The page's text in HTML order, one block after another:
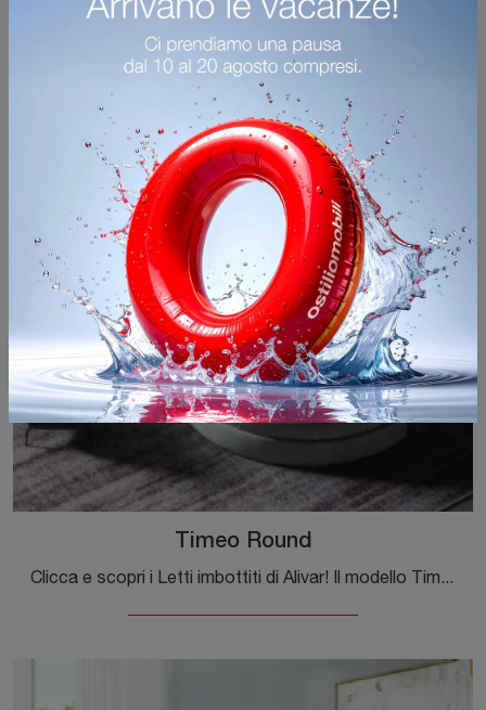
Timeo Round
Clicca e scopri i Letti imbottiti di Alivar! Il modello Timeo Round in tessuto ti attende nelle versioni matrimoniali.